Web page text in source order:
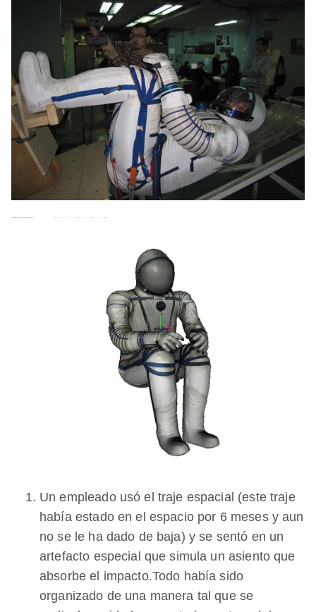
Un empleado usó el traje espacial (este traje
había estado en el espacio por 6 meses y aun
no se le ha dado de baja) y se sentó en un
artefacto especial que simula un asiento que
absorbe el impacto.Todo había sido
organizado de una manera tal que se